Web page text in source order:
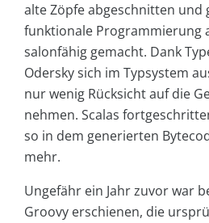
alte Zöpfe abgeschnitten und
funktionale Programmierung
salonfähig gemacht. Dank
Odersky sich im Typsystem
nur wenig Rücksicht auf die
nehmen. Scalas
so in dem generierten
mehr.
Ungefähr ein Jahr zuvor war
Groovy erschienen, die